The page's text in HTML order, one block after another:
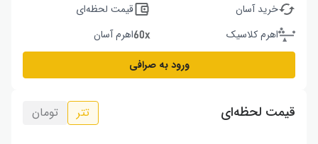
خرید آسان
قیمت لحظه‌ای
اهرم کلاسیک
اهرم آسان
ورود به صرافی
قیمت لحظه‌ای تتر تومان